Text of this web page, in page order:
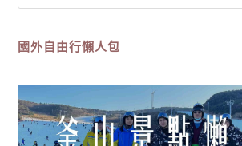
國外自由行懶人包